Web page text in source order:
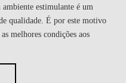
estimulante é um
qualidade. É por este motivo
melhores condições aos